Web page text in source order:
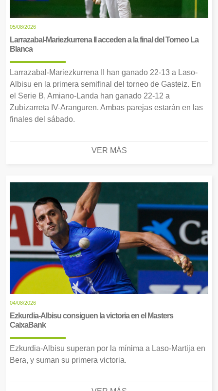
05/08/2026
Larrazabal-Mariezkurrena II acceden a la final del Torneo La
Blanca
Larrazabal-Mariezkurrena II han ganado 22-13 a Laso-
Albisu en la primera semifinal del torneo de Gasteiz. En
el Serie B, Amiano-Landa han ganado 22-12 a
Zubizarreta IV-Aranguren. Ambas parejas estarán en las
finales del sábado.
VER MÁS
04/08/2026
Ezkurdia-Albisu consiguen la victoria en el Masters
CaixaBank
Ezkurdia-Albisu superan por la mínima a Laso-Martija en
Bera, y suman su primera victoria.